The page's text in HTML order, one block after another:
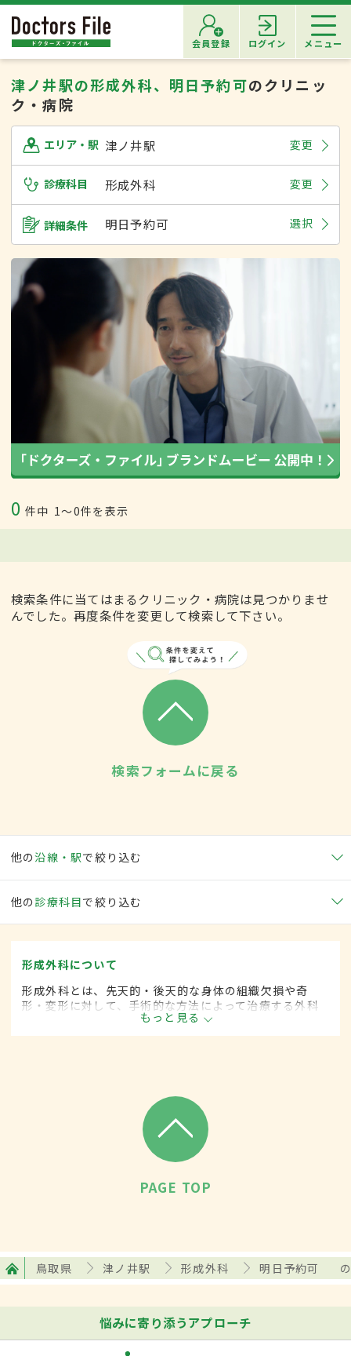
会員登録 ログイン メニュー
津ノ井駅の形成外科、明日予約可のクリニッ
ク・病院
エリア・駅 津ノ井駅 変更
診療科目 形成外科 変更
詳細条件 明日予約可 選択
0 件中 1〜0件を表示
検索条件に当てはまるクリニック・病院は見つかりませ
んでした。再度条件を変更して検索して下さい。
検索フォームに戻る
他の沿線・駅で絞り込む
他の 診療科目で絞り込む
形成外科について
形成外科とは、先天的・後天的な身体の組織欠損や奇
形・変形に対して、手術的な方法によって治療する外科
もっと見る
PAGE TOP
鳥取県 津ノ井駅 形成外科 明日予約可
悩みに寄り添うアプローチ